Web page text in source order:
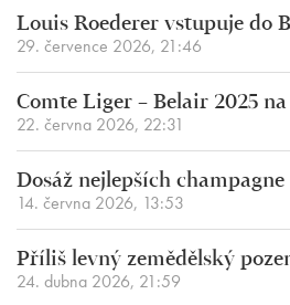
Louis Roederer vstupuje do
29. července 2026, 21:46
Comte Liger – Belair 2025
22. června 2026, 22:31
Dosáž nejlepších champagne
14. června 2026, 13:53
Příliš levný zemědělský
24. dubna 2026, 21:59